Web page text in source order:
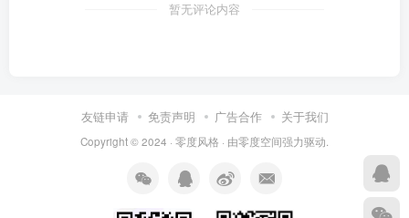
暂无评论内容
友链申请 免责声明 广告合作 关于我们
Copyright © 2024 · 零度风格 · 由零度空间强力驱动.